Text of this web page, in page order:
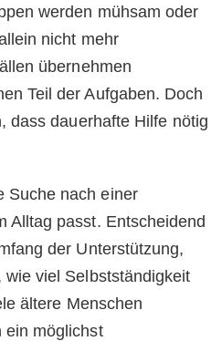
werden mühsam oder
nicht mehr
übernehmen
Teil der Aufgaben. Doch
dass dauerhafte Hilfe nötig
Suche nach einer
Alltag passt. Entscheidend
der Unterstützung,
viel Selbstständigkeit
ältere Menschen
ein möglichst